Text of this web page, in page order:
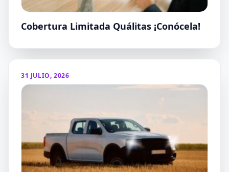
Cobertura Limitada Quálitas ¡Conócela!
31 JULIO, 2026